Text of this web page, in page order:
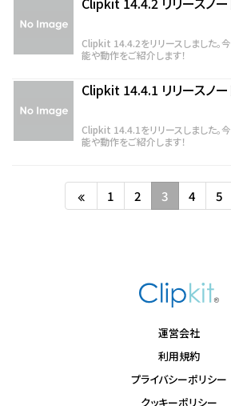
Clipkit 14.4.2をリリースしました。
能や動作をご紹介します！
Clipkit 14.4.1 リリースノー
Clipkit 14.4.1をリリースしました。
能や動作をご紹介します！
1 2 3 4 5
運営会社
利用規約
プライバシーポリシー
クッキーポリシー